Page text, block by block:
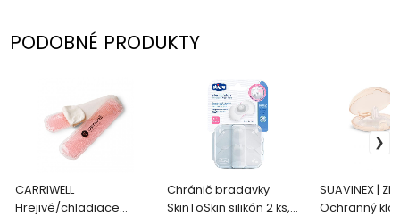
PODOBNÉ PRODUKTY
CARRIWELL
Hrejivé/chladiace
Chránič bradavky
SkinToSkin silikón 2 ks,
SUAVINEX |
Ochranný